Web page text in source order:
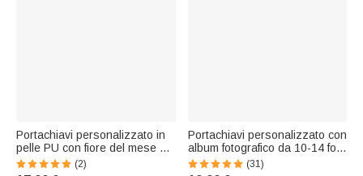
Portachiavi personalizzato in
pelle PU con fiore del mese di
nascita, nome e foglia di fiore;
ciondolo da portafoglio per
(2)
Portachiavi personalizzato con
album fotografico da 10-14 foto
e testo inciso - Regalo di
compleanno e anniversario
(31)